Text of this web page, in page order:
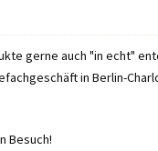
gerne auch "in echt"
in Berlin-
Besuch!